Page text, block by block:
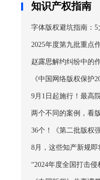
知识产权指南
字体版权避坑指南：
2025年度第九批重点
赵露思解约纠纷中的
《中国网络版权保护
9月1日起施行！最高
知悉、接触的商业秘
事项相适应
两个不同的案例，看
36个！《第二批版权
8月，这些知产新规即
“2024年度全国打击